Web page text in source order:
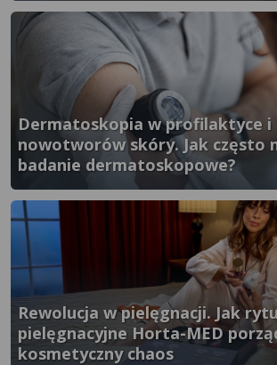
}" />
}" />
Dermatoskopia w profilaktyce i
nowotworów skóry. Jak często
badanie dermatoskopowe?
Rewolucja w pielęgnacji. Jak
pielęgnacyjne Horta-MED
kosmetyczny chaos